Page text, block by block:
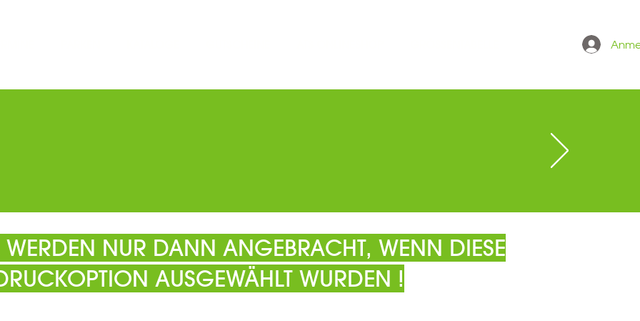
NUR DANN ANGEBRACHT, WENN DIESE
AUSGEWÄHLT WURDEN !